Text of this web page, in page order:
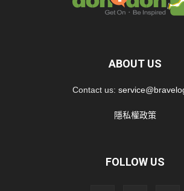
ABOUT US
Contact us:
隱私權政策
FOLLOW US